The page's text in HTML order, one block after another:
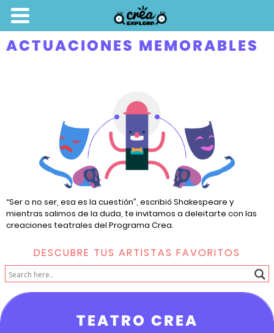
ACTUACIONES MEMORABLES
“Ser o no ser, esa es la cuestión”, escribió Shakespeare y
mientras salimos de la duda, te invitamos a deleitarte con las
creaciones teatrales del Programa Crea.
DESCUBRE TUS ARTISTAS FAVORITOS
TEATRO CREA